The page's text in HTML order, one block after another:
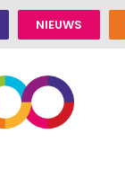
NIEUWS